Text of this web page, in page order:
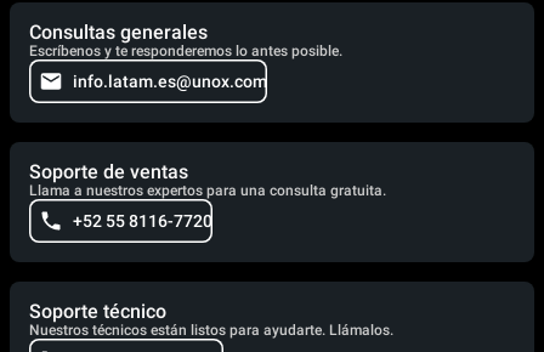
Consultas generales
Escríbenos y te responderemos lo antes posible.
info.latam.es@unox.com
Soporte de ventas
Llama a nuestros expertos para una consulta gratuita.
+52 55 8116-7720
Soporte técnico
Nuestros técnicos están listos para ayudarte. Llámalos.